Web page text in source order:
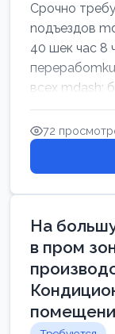
Срочно
noдъездов
40 шек час 8
всех mdash;
72
На
в пром